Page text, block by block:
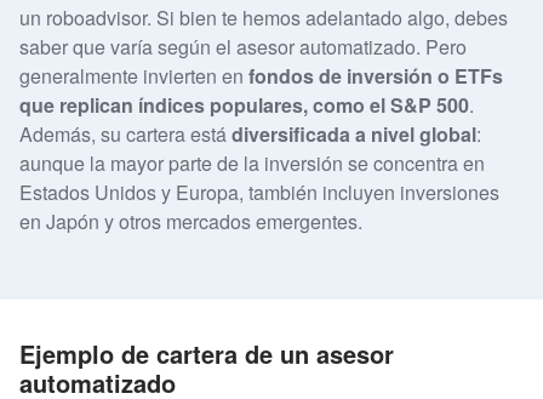
un roboadvisor. Si bien te hemos adelantado algo, debes
saber que varía según el asesor automatizado. Pero
generalmente invierten en fondos de inversión o ETFs
que replican índices populares, como el S&P 500.
Además, su cartera estádiversificada a nivel global:
aunque la mayor parte de la inversión se concentra en
Estados Unidos y Europa, también incluyen inversiones
en Japón y otros mercados emergentes.
Ejemplo de cartera de un asesor
automatizado